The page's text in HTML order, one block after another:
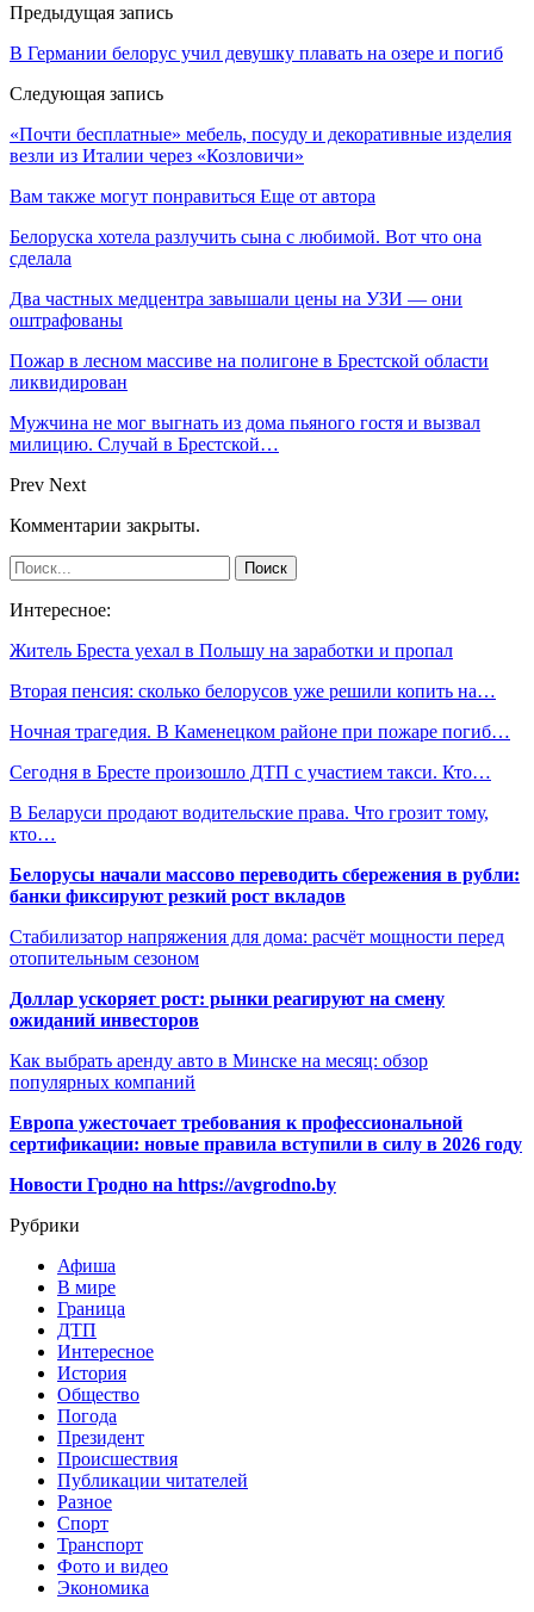
Предыдущая запись
В Германии белорус учил девушку плавать на озере и погиб
Следующая запись
«Почти бесплатные» мебель, посуду и декоративные изделия
везли из Италии через «Козловичи»
Вам также могут понравиться Еще от автора
Белоруска хотела разлучить сына с любимой. Вот что она
сделала
Два частных медцентра завышали цены на УЗИ — они
оштрафованы
Пожар в лесном массиве на полигоне в Брестской области
ликвидирован
Мужчина не мог выгнать из дома пьяного гостя и вызвал
милицию. Случай в Брестской…
Prev Next
Комментарии закрыты.
Интересное:
Житель Бреста уехал в Польшу на заработки и пропал
Вторая пенсия: сколько белорусов уже решили копить на…
Ночная трагедия. В Каменецком районе при пожаре погиб…
Сегодня в Бресте произошло ДТП с участием такси. Кто…
В Беларуси продают водительские права. Что грозит тому,
кто…
Белорусы начали массово переводить сбережения в рубли:
банки фиксируют резкий рост вкладов
Стабилизатор напряжения для дома: расчёт мощности перед
отопительным сезоном
Доллар ускоряет рост: рынки реагируют на смену
ожиданий инвесторов
Как выбрать аренду авто в Минске на месяц: обзор
популярных компаний
Европа ужесточает требования к профессиональной
сертификации: новые правила вступили в силу в 2026 году
Новости Гродно на https://avgrodno.by
Рубрики
Афиша
В мире
Граница
ДТП
Интересное
История
Общество
Погода
Президент
Происшествия
Публикации читателей
Разное
Спорт
Транспорт
Фото и видео
Экономика